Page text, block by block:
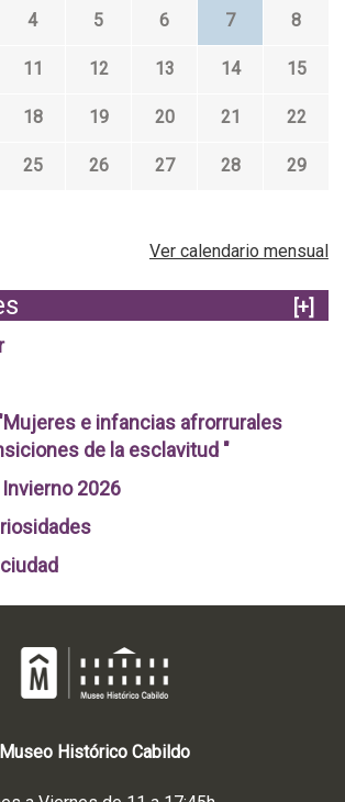
4 5 6 7 8
11 12 13 14 15
18 19 20 21 22
25 26 27 28 29
Ver calendario mensual
[+]
e infancias afrorrurales
de la esclavitud "
2026
Museo Histórico Cabildo